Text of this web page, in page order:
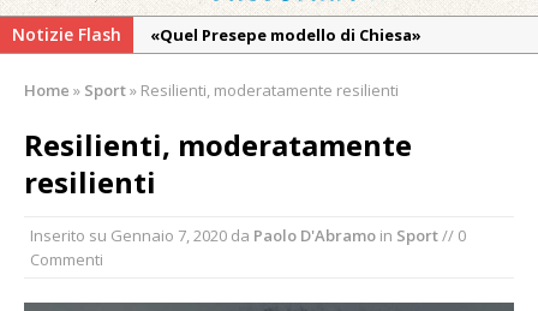
Notizie Flash
«Quel Presepe modello di Chiesa»
Ringraziamento: convegno, messa e
mercatino agricolo
La Regione stanzia oltre 38mila euro per il
carnevale di Santhià. La soddisfazione della
Pro Loco
naturale per la siccità estrema e gli incendi
Home » Sport» Resilienti, moderatamente resilienti
Resilienti, moderatamente
resilienti
Inserito su Gennaio 7, 2020 da Paolo D'Abramo in Sport// 0
Commenti